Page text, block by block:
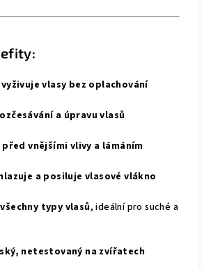
vlasy bez oplachování
a úpravu vlasů
před vnějšími vlivy a lámáním
a posiluje vlasové vlákno
typy vlasů, ideální pro suché a
netestovaný na zvířatech